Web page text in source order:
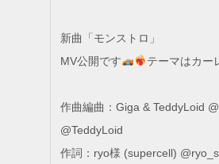
新曲「モンストロ」
MV公開です
テーマはカー
作曲編曲：Giga & TeddyLoid
@TeddyLoid
作詞：ryo様 (supercell)